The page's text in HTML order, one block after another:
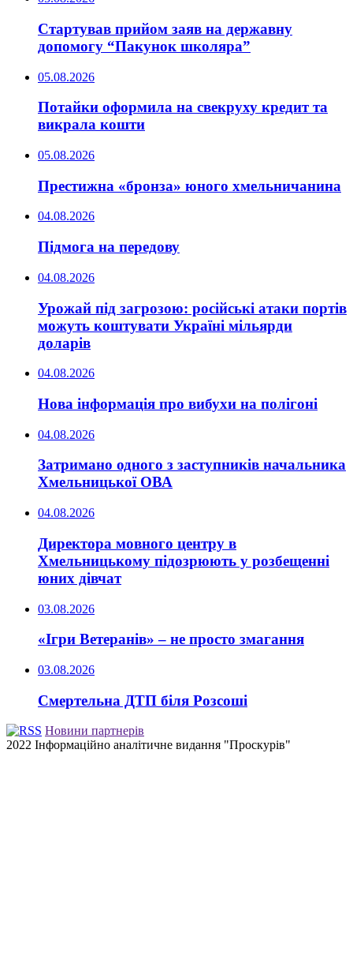
Стартував прийом заяв на державну
допомогу “Пакунок школяра”
05.08.2026
Потайки оформила на свекруху кредит та
викрала кошти
05.08.2026
Престижна «бронза» юного хмельничанина
04.08.2026
Підмога на передову
04.08.2026
Урожай під загрозою: російські атаки портів
можуть коштувати Україні мільярди
доларів
04.08.2026
Нова інформація про вибухи на полігоні
04.08.2026
Затримано одного з заступників начальника
Хмельницької ОВА
04.08.2026
Директора мовного центру в
Хмельницькому підозрюють у розбещенні
юних дівчат
03.08.2026
«Ігри Ветеранів» – не просто змагання
03.08.2026
Смертельна ДТП біля Розсоші
Новини партнерів
2022 Інформаційно аналітичне видання "Проскурів"